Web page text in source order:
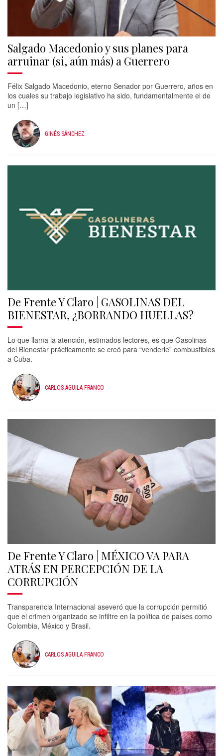
Salgado Macedonio y sus planes para
arruinar (si, aún más) a Guerrero
Félix Salgado Macedonio, eterno Senador por Guerrero, años en
los cuales su trabajo legislativo ha sido, fundamentalmente el de
un […]
GINÉS SÁNCHEZ
De Frente Y Claro | GASOLINAS DEL
BIENESTAR, ¿BORRANDO HUELLAS?
Lo que llama la atención, estimados lectores, es que Gasolinas
del Bienestar prácticamente se creó para “venderle” combustibles
a Cuba.
CARLOS AGUILA FRANCO
De Frente Y Claro | MÉXICO VA PARA
ATRÁS EN PERCEPCIÓN DE LA
CORRUPCIÓN
Transparencia Internacional aseveró que la corrupción permitió
que el crimen organizado se infiltre en la política de países como
Colombia, México y Brasil.
CARLOS AGUILA FRANCO